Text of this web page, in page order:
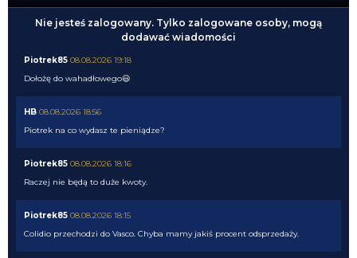
Nie jesteś zalogowany. Tylko zalogowane osoby, mogą
dodawać wiadomości
Piotrek85 08.08.2026 19:18
Dołożę do wahadłowego😃
HB 08.08.2026 18:56
Piotrek na co wydasz te pieniądze?
Piotrek85 08.08.2026 18:16
Raczej nie będą to duże kwoty.
Piotrek85 08.08.2026 18:15
Colidio przechodzi do Vasco. Chyba mamy jakiś procent odsprzedaży.